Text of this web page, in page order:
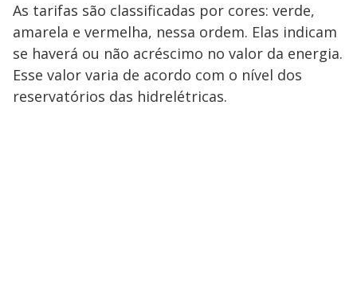
As tarifas são classificadas por cores: verde,
amarela e vermelha, nessa ordem. Elas indicam
se haverá ou não acréscimo no valor da energia.
Esse valor varia de acordo com o nível dos
reservatórios das hidrelétricas.